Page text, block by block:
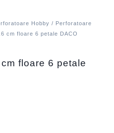
Hobby / Perforatoare
cm floare 6 petale DACO
floare 6 petale